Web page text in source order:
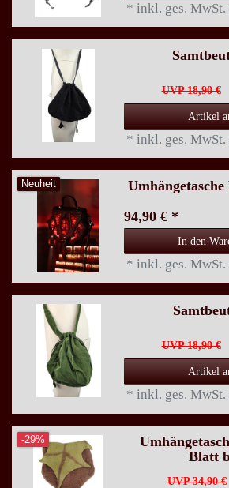
* inkl. ges. MwSt.
UVP 18,90 €
Artikel
* inkl. ges. MwSt.
Neuheit
94,90 € *
In den
* inkl. ges. MwSt.
UVP 18,90 €
Artikel
* inkl. ges. MwSt.
-29%
Blatt
UVP 34,90 €